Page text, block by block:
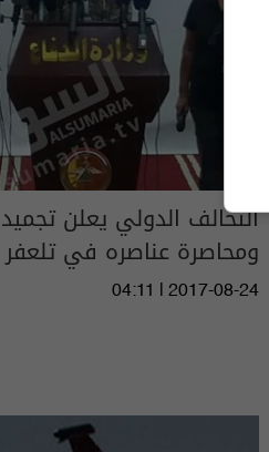
التحالف الدولي يعلن
ومحاصرة عناصره في تلعفر
04:11 | 2017-08-24